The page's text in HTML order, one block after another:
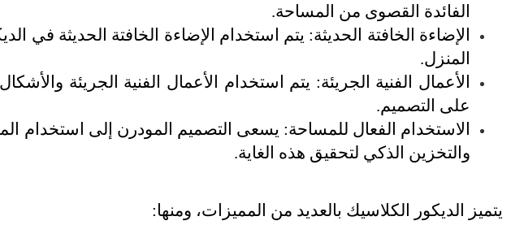
الفائدة القصوى من المساحة.
الإضاءة الخافتة الحديثة: يتم استخدام الإضاءة الخافتة الحديثة
المنزل.
الأعمال الفنية الجريئة: يتم استخدام الأعمال الفنية الجريئة
على التصميم.
الاستخدام الفعال للمساحة: يسعى التصميم المودرن إلى استخدام
والتخزين الذكي لتحقيق هذه الغاية.
يتميز الديكور الكلاسيك بالعديد من المميزات، ومنها: